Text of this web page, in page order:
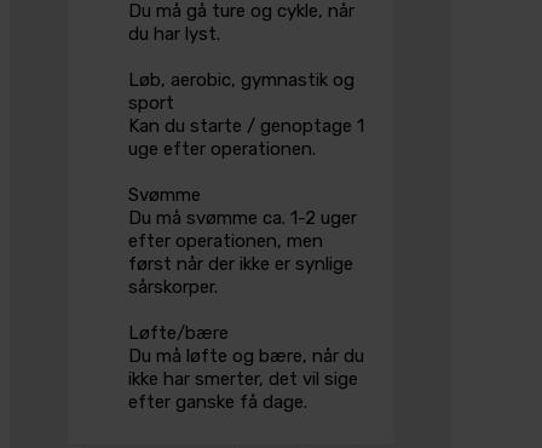
Du må gå ture og cykle, når
du har lyst.
Løb, aerobic, gymnastik og
sport
Kan du starte / genoptage 1
uge efter operationen.
Svømme
Du må svømme ca. 1-2 uger
efter operationen, men
først når der ikke er synlige
sårskorper.
Løfte/bære
Du må løfte og bære, når du
ikke har smerter, det vil sige
efter ganske få dage.